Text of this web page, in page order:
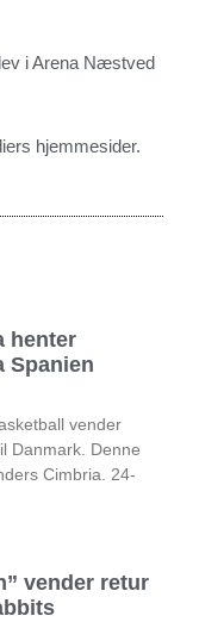
i Arena Næstved
hjemmesider.
henter
Spanien
vender
Danmark. Denne
Cimbria. 24-
vender retur